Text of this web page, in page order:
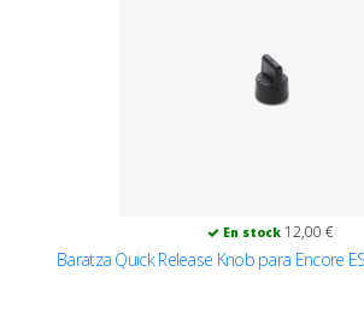
En stock 12,00 €
Baratza Quick Release Knob para Encore